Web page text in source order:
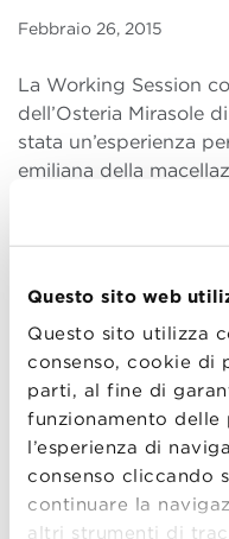
Questo sito web
Questo sito utilizza
consenso, cookie di
parti, al fine di
funzionamento delle
l’esperienza di
consenso cliccando
continuare la
altri strumenti di
Febbraio 26, 2015
La Working Session
dell’Osteria Mirasole
stata un’esperienza
emiliana della
Una sessione pratica
delMBA in Food and
tipici al taglio
Dopo una breve
ha permesso anche
assaggiare alcuni
conviviale, aperto
Gestione d’Impresa
agli alunni di
fondamentali nella